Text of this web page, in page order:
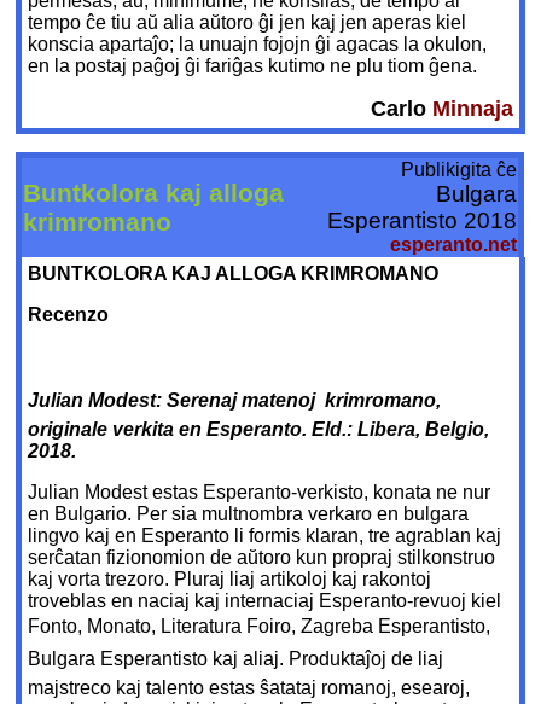
tempo ĉe tiu aŭ alia aŭtoro ĝi jen kaj jen aperas kiel
konscia apartaĵo; la unuajn fojojn ĝi agacas la okulon,
en la postaj paĝoj ĝi fariĝas kutimo ne plu tiom ĝena.
Carlo Minnaja
Buntkolora kaj alloga
krimromano
Publikigita ĉe
Bulgara
Esperantisto 2018
esperanto.net
BUNTKOLORA KAJ ALLOGA KRIMROMANO
Recenzo
Julian Modest: Serenaj matenoj  krimromano,
originale verkita en Esperanto. Eld.: Libera, Belgio,
2018.
Julian Modest estas Esperanto-verkisto, konata ne nur
en Bulgario. Per sia multnombra verkaro en bulgara
lingvo kaj en Esperanto li formis klaran, tre agrablan kaj
serĉatan fizionomion de aŭtoro kun propraj stilkonstruo
kaj vorta trezoro. Pluraj liaj artikoloj kaj rakontoj
troveblas en naciaj kaj internaciaj Esperanto-revuoj kiel
Fonto, Monato, Literatura Foiro, Zagreba Esperantisto,
Bulgara Esperantisto kaj aliaj. Produktaĵoj de liaj
majstreco kaj talento estas ŝatataj romanoj, esearoj,